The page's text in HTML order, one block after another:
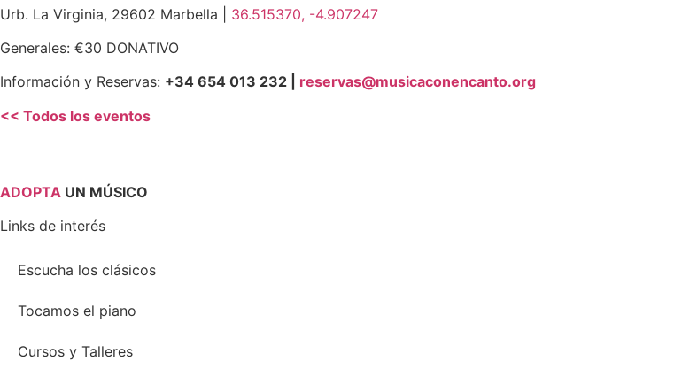
Urb. La Virginia, 29602 Marbella | 36.515370, -4.907247
Generales: €30 DONATIVO
Información y Reservas: +34 654 013 232 | reservas@musicaconencanto.org
<< Todos los eventos
ADOPTA UN MÚSICO
Links de interés
Escucha los clásicos
Tocamos el piano
Cursos y Talleres